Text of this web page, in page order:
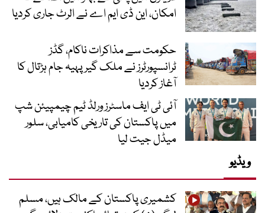
امکان، این ڈی ایم اے نے الرٹ جاری کردیا
حکومت سے مذاکرات ناکام، گڈز
ٹرانسپورٹرز نے ملک گیر پہیہ جام ہڑتال کا
آغاز کردیا
آئی ٹی ایف ماسٹرز ورلڈ ٹیم چیمپیئن شپ
میں پاکستان کی تاریخی کامیابی، سلور
میڈل جیت لیا
ویڈیو
کشمیری پاکستان کے مالک ہیں، مسلم